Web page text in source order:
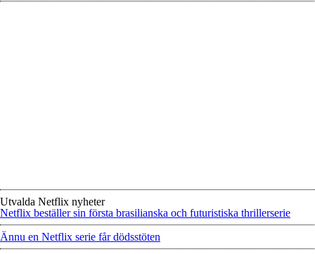
Utvalda Netflix nyheter
Netflix beställer sin första brasilianska och futuristiska thrillerserie
Ännu en Netflix serie får dödsstöten